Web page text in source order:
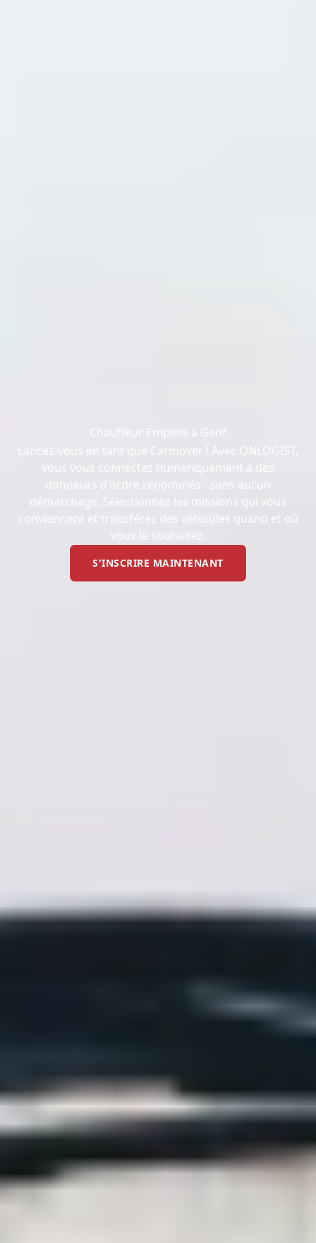
Chauffeur Emplois à Genf
Lancez-vous en tant que Carmover ! Avec ONLOGIST,
vous vous connectez numériquement à des
donneurs d'ordre renommés - sans aucun
démarchage. Sélectionnez les missions qui vous
conviennent et transférez des véhicules quand et où
vous le souhaitez.
S'INSCRIRE MAINTENANT